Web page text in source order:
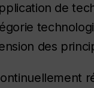
de
des